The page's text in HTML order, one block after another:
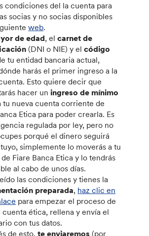
condiciones del la cuenta para
socias y no socias disponibles
web.
de edad, el carnet de
(DNI o NIE) y elcódigo
tu entidad bancaria actual,
harás el primer ingreso a la
Esto quiere decir que
hacer uningreso de mínimo
tu nueva cuenta corriente de
Etica para poder crearla. Es
regulada por ley, pero no
porqué el dinero seguirá
simplemente lo moverás a tu
Fiare Banca Etica y lo tendrás
al cabo de unos días.
las condiciones y tienes la
preparada, haz clic en
para empezar el proceso de
cuenta ética, rellena y envía el
con tus datos.
de esto,te enviaremos (por